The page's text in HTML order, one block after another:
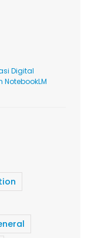
Digital